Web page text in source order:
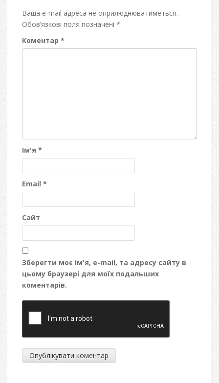
Ваша e-mail адреса не оприлюднюватиметься.
Обов’язкові поля позначені *
Коментар *
Ім'я *
Email *
Сайт
Зберегти моє ім'я, e-mail, та адресу сайту в
цьому браузері для моїх подальших
коментарів.